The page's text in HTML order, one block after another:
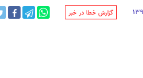
‌گزارش خطا در خبر